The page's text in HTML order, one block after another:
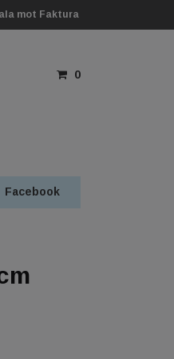
mot Faktura
0
Facebook